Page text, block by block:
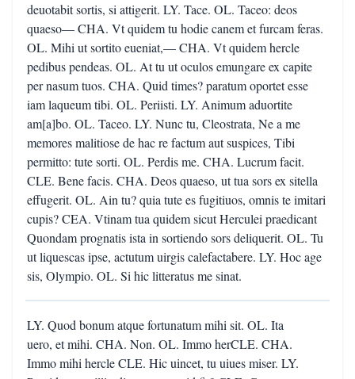
deuotabit sortis, si attigerit. LY. Tace. OL. Taceo: deos
quaeso— CHA. Vt quidem tu hodie canem et furcam feras.
OL. Mihi ut sortito eueniat,— CHA. Vt quidem hercle
pedibus pendeas. OL. At tu ut oculos emungare ex capite
per nasum tuos. CHA. Quid times? paratum oportet esse
iam laqueum tibi. OL. Periisti. LY. Animum aduortite
am[a]bo. OL. Taceo. LY. Nunc tu, Cleostrata, Ne a me
memores malitiose de hac re factum aut suspices, Tibi
permitto: tute sorti. OL. Perdis me. CHA. Lucrum facit.
CLE. Bene facis. CHA. Deos quaeso, ut tua sors ex sitella
effugerit. OL. Ain tu? quia tute es fugitiuos, omnis te imitari
cupis? CEA. Vtinam tua quidem sicut Herculei praedicant
Quondam prognatis ista in sortiendo sors deliquerit. OL. Tu
ut liquescas ipse, actutum uirgis calefactabere. LY. Hoc age
sis, Olympio. OL. Si hic litteratus me sinat.
LY. Quod bonum atque fortunatum mihi sit. OL. Ita
uero, et mihi. CHA. Non. OL. Immo herCLE. CHA.
Immo mihi hercle CLE. Hic uincet, tu uiues miser. LY.